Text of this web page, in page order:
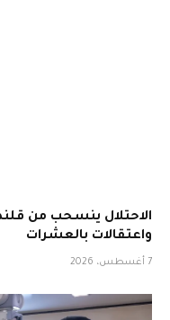
الاحتلال ينسحب من
واعتقالات بالعشرات
7 أغسطس، 2026